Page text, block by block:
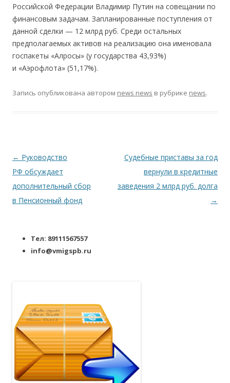
Российской Федерации Владимир Путин на совещании по
финансовым задачам. Запланированные поступления от
данной сделки — 12 млрд руб. Среди остальных
предполагаемых активов на реализацию она именовала
госпакеты «Алросы» (у государства 43,93%)
и «Аэрофлота» (51,17%).
Запись опубликована автором news news в рубрике news.
Навигация по записям
← Руководство
РФ обсуждает
дополнительный сбор
в Пенсионный фонд
Судебные приставы за год
вернули в кредитные
заведения 2 млрд руб. долга
→
Тел: 89111567557
info@vmigspb.ru